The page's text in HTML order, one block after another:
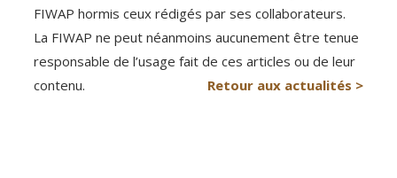
FIWAP hormis ceux rédigés par ses collaborateurs.
La FIWAP ne peut néanmoins aucunement être tenue
responsable de l’usage fait de ces articles ou de leur
contenu.
Retour aux actualités >